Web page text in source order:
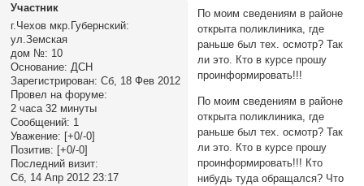
Участник
г.Чехов мкр.Губернский:
ул.Земская
дом №: 10
Основание: ДСН
Зарегистрирован: Сб, 18 Фев 2012
Провел на форуме:
2 часа 32 минуты
Сообщений: 1
Уважение: [+0/-0]
Позитив: [+0/-0]
Последний визит:
Сб, 14 Апр 2012 23:17
По моим сведениям в районе
открыта поликлиника, где
раньше был тех. осмотр? Так
ли это. Кто в курсе прошу
проинформировать!!!
По моим сведениям в районе
открыта поликлиника, где
раньше был тех. осмотр? Так
ли это. Кто в курсе прошу
проинформировать!!! Кто
нибудь туда обращался? Что